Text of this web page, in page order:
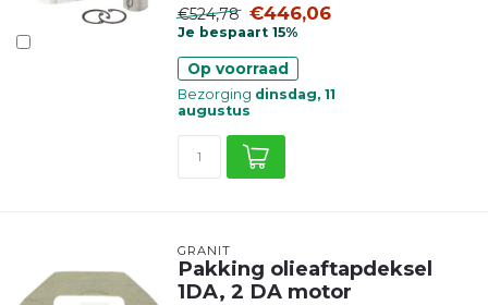
€524,78 €446,06
Je bespaart 15%
Op voorraad
Bezorging dinsdag, 11
augustus
GRANIT
Pakking olieaftapdeksel
1DA, 2 DA motor